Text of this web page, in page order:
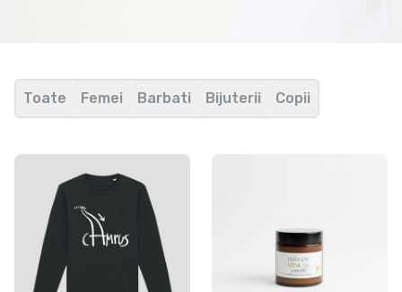
Toate Femei Barbati Bijuterii Copii